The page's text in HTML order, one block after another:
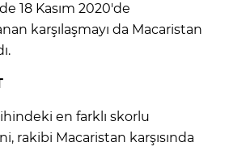
18 Kasım 2020'de
karşılaşmayı da Macaristan
en farklı skorlu
rakibi Macaristan karşısında